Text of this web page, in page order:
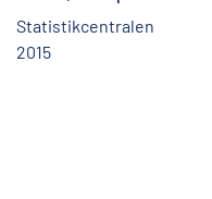
Statistikcentralen
2015